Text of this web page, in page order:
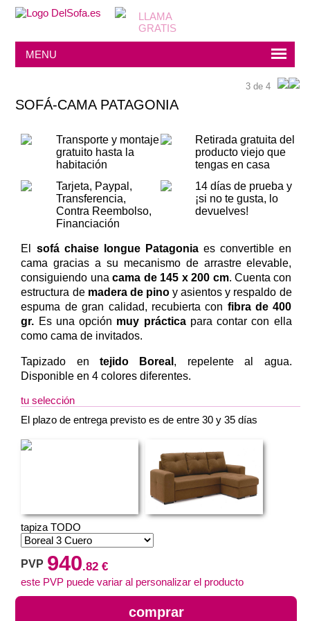
MENU
SOFÁ-CAMA PATAGONIA
3 de 4
Transporte y montaje
gratuito hasta la
habitación
Retirada gratuita del
producto viejo que
tengas en casa
Tarjeta, Paypal,
Transferencia,
Contra Reembolso,
Financiación
14 días de prueba y
¡si no te gusta, lo
devuelves!
El sofá chaise longue Patagonia es convertible en
cama gracias a su mecanismo de arrastre elevable,
consiguiendo unacama de 145 x 200 cm. Cuenta con
estructura de madera de pinoy asientos y respaldo de
espuma de gran calidad, recubierta con fibra de 400
gr. Es una opción muy prácticapara contar con ella
como cama de invitados.
Tapizado entejido Boreal , repelente al agua.
Disponible en 4 colores diferentes.
tu selección
El plazo de entrega previsto es de entre 30 y 35 días
tapiza TODO
PVP 940.82 €
este PVP puede variar al personalizar el producto
comprar